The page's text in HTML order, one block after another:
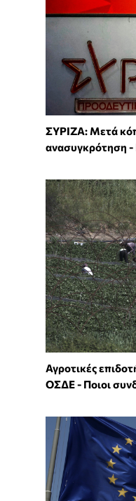
ΣΥΡΙΖΑ: Μετά
ανασυγκρότηση -
Αγροτικές
ΟΣΔΕ - Ποιοι